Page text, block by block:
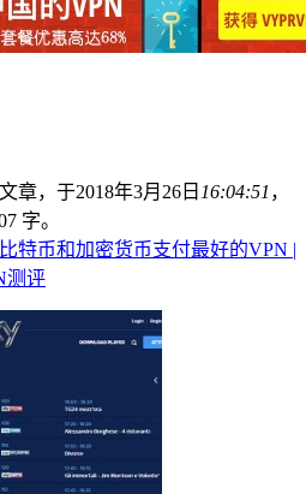
章，于2018年3月26日 16:04:51 ，
字。
特币和加密货币支付最好的VPN |
测评